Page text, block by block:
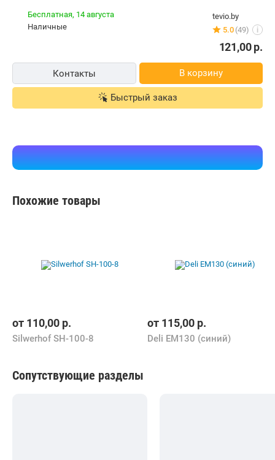
tevio.by
5.0 (49) i
Бесплатная, 14 августа
наличные
121,00р.
Контакты В корзину
Быстрый заказ
Похожие товары
от 110,00 р.
Silwerhof SH-100-8
от 115,00 р.
Deli EM130 (синий)
Сопутствующие разделы